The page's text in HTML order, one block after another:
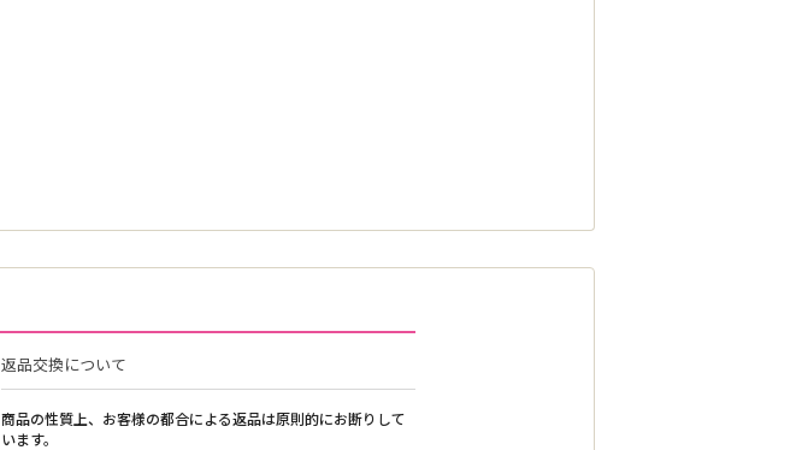
返品交換について
商品の性質上、お客様の都合による返品は原則的にお断りして
います。